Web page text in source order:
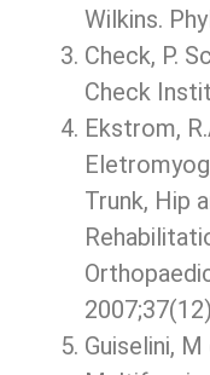
Wilkins.
Check, P.
Check
Ekstrom,
Trunk, Hip
Guiselini,